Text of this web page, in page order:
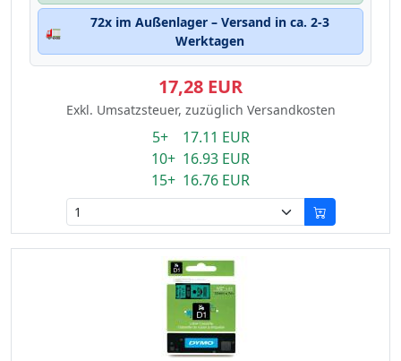
🚛
72x im Außenlager – Versand in ca. 2-3
Werktagen
17,28 EUR
Exkl. Umsatzsteuer, zuzüglich Versandkosten
5+ 17.11 EUR
10+ 16.93 EUR
15+ 16.76 EUR